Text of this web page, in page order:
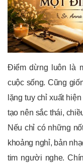
Điểm dừng luôn là
cuộc sống. Cũng
lặng tuy chỉ xuất
tạo nên sắc thái,
Nếu chỉ có những
khoảng nghỉ, bản
tim người nghe.